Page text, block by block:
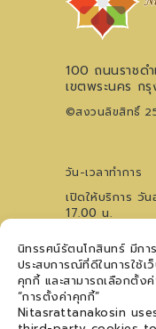
นิทรรศน์รัตนโกสินทร์ มีก
ประสบการณ์ที่ดีในการใช้เ
คุกกี้ และสามารถเลือกตั้ง
“การตั้งค่าคุกกี้”
Nitasrattanakosin
100 ถนนราชด
เขตพระนคร ก
©สงวนลิขสิทธิ์
วัน-เวลาทำการ
เปิดให้บริการ วั
17.00 น.
โทรศัพท์0
สอบถามเวทีการ
ติดตามข่าวสาร